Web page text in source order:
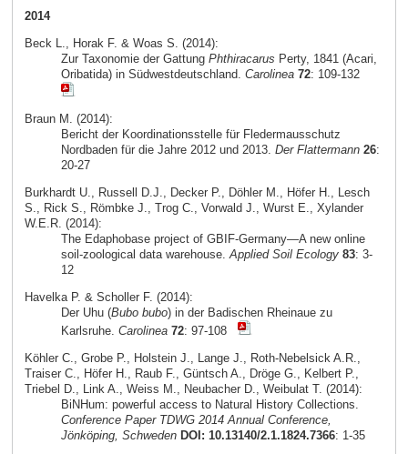
2014
Beck L., Horak F. & Woas S. (2014):
Zur Taxonomie der Gattung Phthiracarus Perty, 1841 (Acari,
Oribatida) in Südwestdeutschland. Carolinea 72: 109-132
Braun M. (2014):
Bericht der Koordinationsstelle für Fledermausschutz
Nordbaden für die Jahre 2012 und 2013. Der Flattermann 26:
20-27
Burkhardt U., Russell D.J., Decker P., Döhler M., Höfer H., Lesch
S., Rick S., Römbke J., Trog C., Vorwald J., Wurst E., Xylander
W.E.R. (2014):
The Edaphobase project of GBIF-Germany—A new online
soil-zoological data warehouse.Applied Soil Ecology 83: 3-
12
Havelka P. & Scholler F. (2014):
Der Uhu (Bubo bubo) in der Badischen Rheinaue zu
Karlsruhe. Carolinea 72: 97-108
Köhler C., Grobe P., Holstein J., Lange J., Roth-Nebelsick A.R.,
Traiser C., Höfer H., Raub F., Güntsch A., Dröge G., Kelbert P.,
Triebel D., Link A., Weiss M., Neubacher D., Weibulat T. (2014):
BiNHum: powerful access to Natural History Collections.
Conference Paper TDWG 2014 Annual Conference,
Jönköping, Schweden DOI: 10.13140/2.1.1824.7366: 1-35